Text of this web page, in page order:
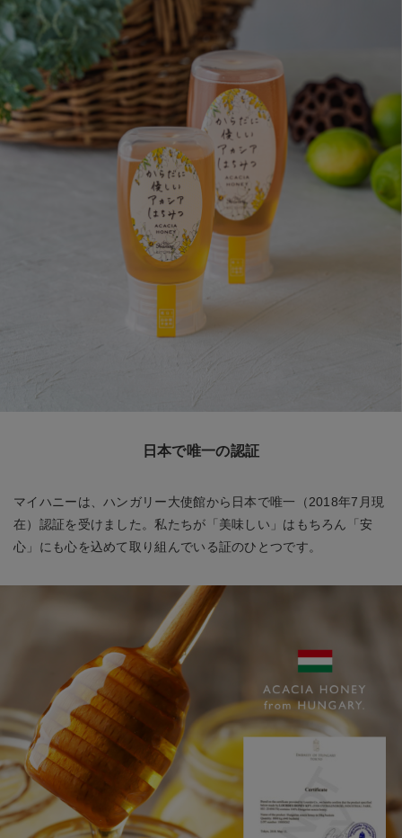
日本で唯一の認証
マイハニーは、ハンガリー大使館から日本で唯一（2018年7月現
在）認証を受けました。私たちが「美味しい」はもちろん「安
心」にも心を込めて取り組んでいる証のひとつです。